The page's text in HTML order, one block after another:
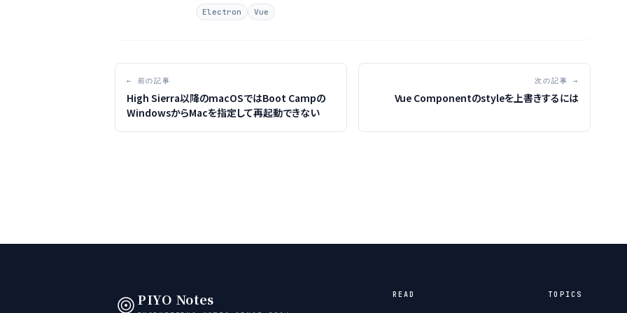
Electron Vue
← 前の記事
High Sierra以降のmacOSではBoot Campの
WindowsからMacを指定して再起動できない
次の記事 →
Vue Componentのstyleを上書きするには
PIYO Notes READ TOPICS